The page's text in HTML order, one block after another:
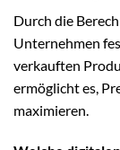
Durch die
Unternehmen
verkauften
ermöglicht es,
maximieren.